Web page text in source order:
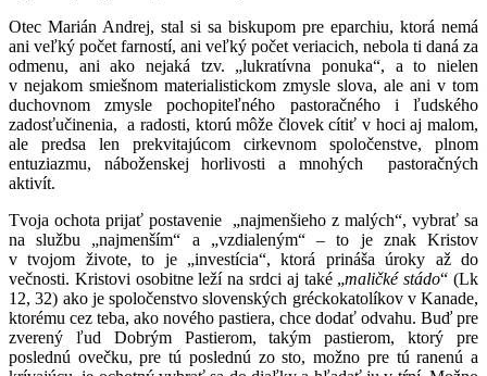
Otec Marián Andrej, stal si sa biskupom pre eparchiu, ktorá nemá
ani veľký počet farností, ani veľký počet veriacich, nebola ti daná za
odmenu, ani ako nejaká tzv. „lukratívna ponuka“, a to nielen
v nejakom smiešnom materialistickom zmysle slova, ale ani v tom
duchovnom zmysle pochopiteľného pastoračného i ľudského
zadosťučinenia, a radosti, ktorú môže človek cítiť v hoci aj malom,
ale predsa len prekvitajúcom cirkevnom spoločenstve, plnom
entuziazmu, náboženskej horlivosti a mnohých pastoračných
aktivít.
Tvoja ochota prijať postavenie „najmenšieho z malých“, vybrať sa
na službu „najmenším“ a „vzdialeným“ – to je znak Kristov
v tvojom živote, to je „investícia“, ktorá prináša úroky až do
večnosti. Kristovi osobitne leží na srdci aj také „maličké stádo“ (Lk
12, 32) ako je spoločenstvo slovenských gréckokatolíkov v Kanade,
ktorému cez teba, ako nového pastiera, chce dodať odvahu. Buď pre
zverený ľud Dobrým Pastierom, takým pastierom, ktorý pre
poslednú ovečku, pre tú poslednú zo sto, možno pre tú ranenú a